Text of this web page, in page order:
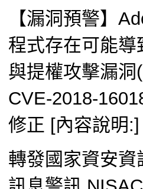
【漏洞預警】
程式存在可能
與提權攻擊漏洞
CVE-2018-
修正 [內容說明:]
轉發國家資安